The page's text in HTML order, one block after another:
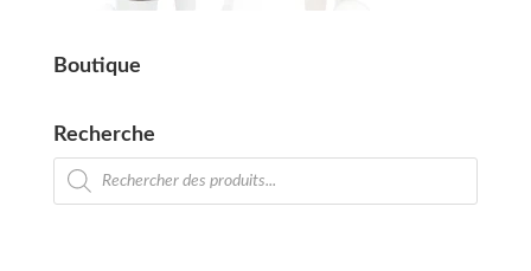
Boutique
Recherche
Recherche
de
produits